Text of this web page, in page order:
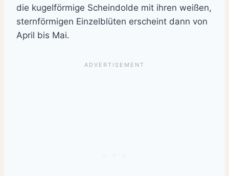
die kugelförmige Scheindolde mit ihren weißen,
sternförmigen Einzelblüten erscheint dann von
April bis Mai.